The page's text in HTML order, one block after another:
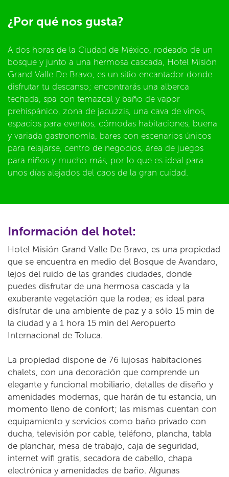
¿Por qué nos gusta?
A dos horas de la Ciudad de México, rodeado de un
bosque y junto a una hermosa cascada, Hotel Misión
Grand Valle De Bravo, es un sitio encantador donde
disfrutar tu descanso; encontrarás una alberca
techada, spa con temazcal y baño de vapor
prehispánico, zona de jacuzzis, una cava de vinos,
espacios para eventos, cómodas habitaciones, buena
y variada gastronomía, bares con escenarios únicos
para relajarse, centro de negocios, área de juegos
para niños y mucho más, por lo que es ideal para
unos días alejados del caos de la gran cuidad.
Información del hotel:
Hotel Misión Grand Valle De Bravo, es una propiedad
que se encuentra en medio del Bosque de Avandaro,
lejos del ruido de las grandes ciudades, donde
puedes disfrutar de una hermosa cascada y la
exuberante vegetación que la rodea; es ideal para
disfrutar de una ambiente de paz y a sólo 15 min de
la ciudad y a 1 hora 15 min del Aeropuerto
Internacional de Toluca.
La propiedad dispone de 76 lujosas habitaciones
chalets, con una decoración que comprende un
elegante y funcional mobiliario, detalles de diseño y
amenidades modernas, que harán de tu estancia, un
momento lleno de confort; las mismas cuentan con
equipamiento y servicios como baño privado con
ducha, televisión por cable, teléfono, plancha, tabla
de planchar, mesa de trabajo, caja de seguridad,
internet wifi gratis, secadora de cabello, chapa
electrónica y amenidades de baño. Algunas